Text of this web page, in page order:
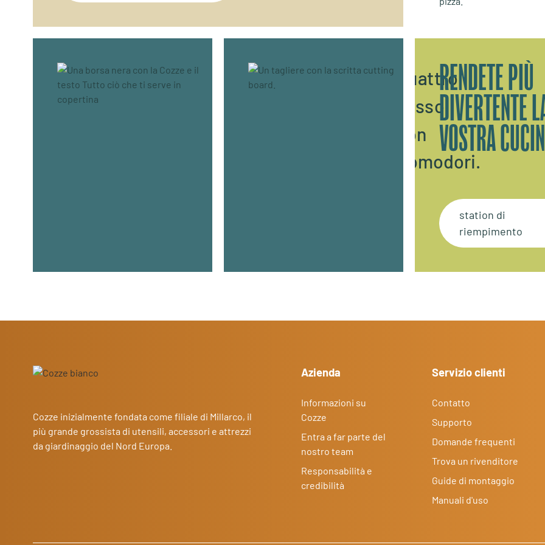
RENDETE PIÙ
DIVERTENTE
VOSTRA
station di
riempimento
Cozze inizialmente fondata come filiale di Millarco, il
più grande grossista di utensili, accessori e attrezzi
da giardinaggio del Nord Europa.
Azienda
Informazioni su
Cozze
Entra a far parte del
nostro team
Responsabilità e
credibilità
Servizio clienti
Contatto
Supporto
Domande frequenti
Trova un rivenditore
Guide di montaggio
Manuali d'uso